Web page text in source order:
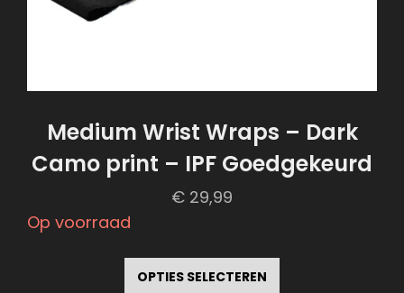
Medium Wrist Wraps – Dark
Camo print – IPF Goedgekeurd
€ 29,99
Op voorraad
OPTIES SELECTEREN